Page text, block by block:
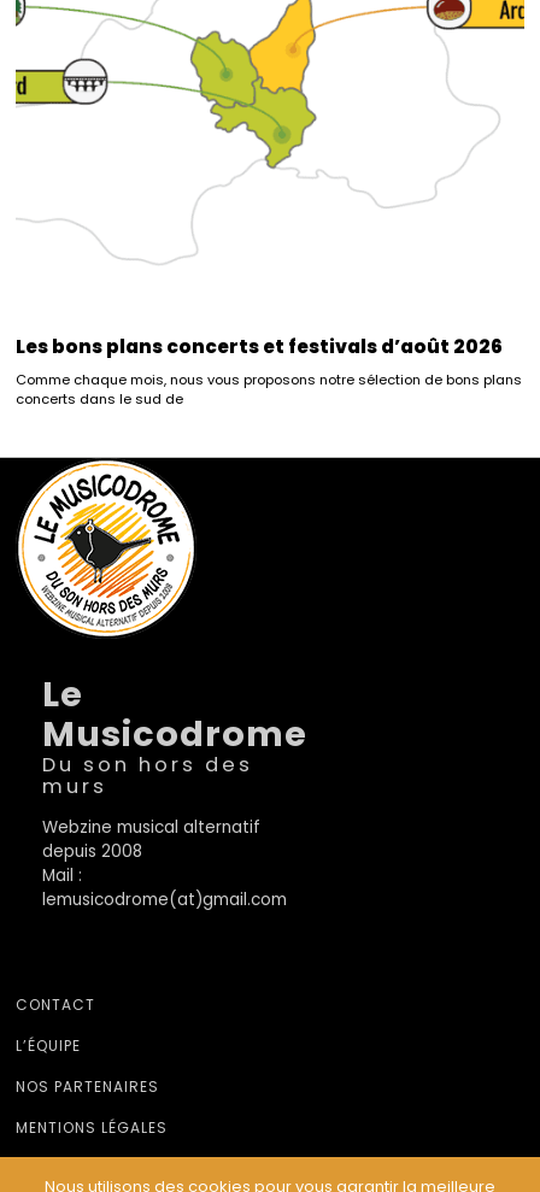
Les bons plans concerts et festivals d’août 2026
Comme chaque mois, nous vous proposons notre sélection de bons plans
concerts dans le sud de
Le
Musicodrome
Du son hors des
murs
Webzine musical alternatif
depuis 2008
Mail :
lemusicodrome(at)gmail.com
CONTACT
L’ÉQUIPE
NOS PARTENAIRES
MENTIONS LÉGALES
Nous utilisons des cookies pour vous garantir la meilleure